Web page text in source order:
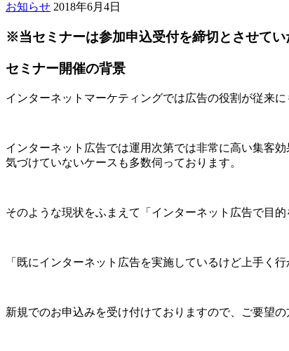
お知らせ 2018年6月4日
※当セミナーは参加申込受付を締切とさせてい
セミナー開催の背景
インターネットマーケティングでは広告の役割が従来
インターネット広告では運用次第では非常に高い集客
気づけていないケースも多数伺っております。
そのような現状をふまえて「インターネット広告で目
「既にインターネット広告を実施しているけど上手く
新規でのお申込みを受け付けておりますので、ご要望